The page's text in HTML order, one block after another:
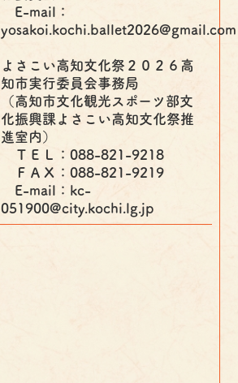
E-mail：
yosakoi.kochi.ballet2026@gmail.com
よさこい高知文化祭２０２６高
知市実行委員会事務局
（高知市文化観光スポーツ部文
化振興課よさこい高知文化祭推
進室内）
ＴＥＬ：088-821-9218
ＦＡＸ：088-821-9219
E-mail：kc-
051900@city.kochi.lg.jp